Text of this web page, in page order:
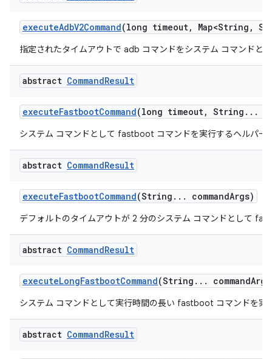
executeAdbV2Command(long timeout, Map<String ,
指定されたタイムアウトで adb コマンドをシステム コマンドと
abstract CommandResult
executeFastbootCommand(long timeout, String . . .
システム コマンドとして fastboot コマンドを実行するヘルパー
abstract CommandResult
executeFastbootCommand(String . . . commandArgs)
デフォルトのタイムアウトが 2 分のシステム コマンドとして
abstract CommandResult
executeLongFastbootCommand(String . . . command
システム コマンドとして実行時間の長い fastboot コマンドを実
abstract CommandResult